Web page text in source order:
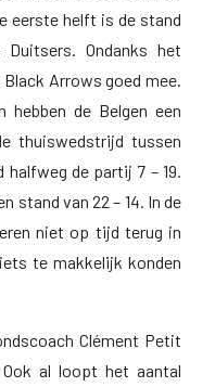
eerste helft is de stand
Ondanks het
Arrows goed mee.
hebben de Belgen een
thuiswedstrijd tussen
halfweg de partij 7 – 19.
stand van 22 – 14. In de
niet op tijd terug in
te makkelijk konden
Clément Petit
al loopt het aantal